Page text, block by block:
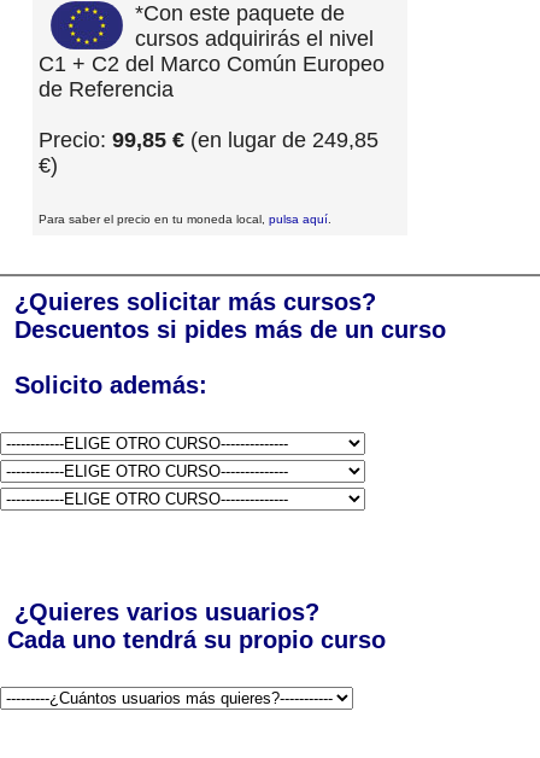
*Con este paquete de
cursos adquirirás el nivel
C1 + C2 del Marco Común Europeo
de Referencia
Precio: 99,85 € (en lugar de 249,85
€)
Para saber el precio en tu moneda local, pulsa aquí.
¿Quieres solicitar más cursos?
Descuentos si pides más de un curso
Solicito además:
¿Quieres varios usuarios?
Cada uno tendrá su propio curso